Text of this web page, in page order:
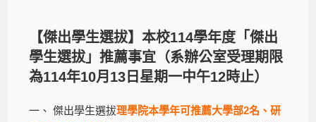
【傑出學生選拔】本校114學年度「傑出
學生選拔」推薦事宜（系辦公室受理期限
為114年10月13日星期一中午12時止）
一、 傑出學生選拔理學院本學年可推薦大學部2名、研